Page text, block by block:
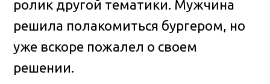
ролик другой тематики. Мужчина
решила полакомиться бургером, но
уже вскоре пожалел о своем
решении.